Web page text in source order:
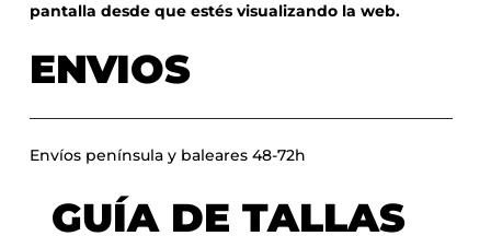
pantalla desde que estés visualizando la web.
ENVIOS
Envíos península y baleares 48-72h
GUÍA DE TALLAS